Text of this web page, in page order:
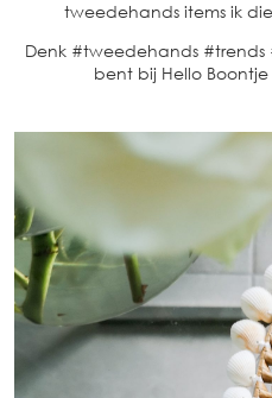
tweedehands items ik
Denk #tweedehands
bent bij Hello